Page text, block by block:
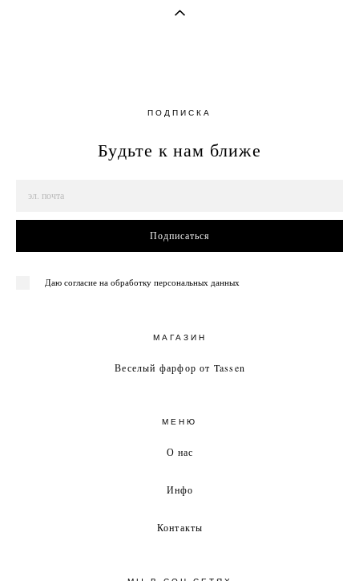
ПОДПИСКА
Будьте к нам ближе
Подписаться
Даю согласие на обработку персональных данных
МАГАЗИН
Веселый фарфор от Tassen
МЕНЮ
О нас
Инфо
Контакты